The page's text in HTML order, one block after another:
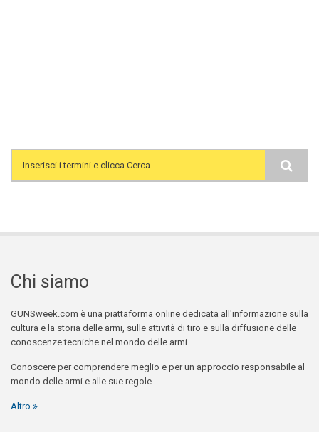
Search form
Chi siamo
GUNSweek.com è una piattaforma online dedicata all'informazione sulla
cultura e la storia delle armi, sulle attività di tiro e sulla diffusione delle
conoscenze tecniche nel mondo delle armi.
Conoscere per comprendere meglio e per un approccio responsabile al
mondo delle armi e alle sue regole.
Altro